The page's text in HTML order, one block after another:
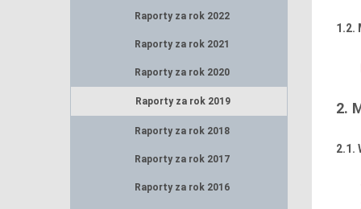
Raporty za rok 2022
Raporty za rok 2021
Raporty za rok 2020
Raporty za rok 2019
Raporty za rok 2018
Raporty za rok 2017
Raporty za rok 2016
1.2.
2.
2.1.